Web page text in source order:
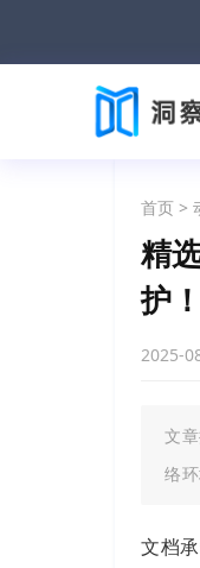
首页 >
精
护！
2025-
文
络
文档